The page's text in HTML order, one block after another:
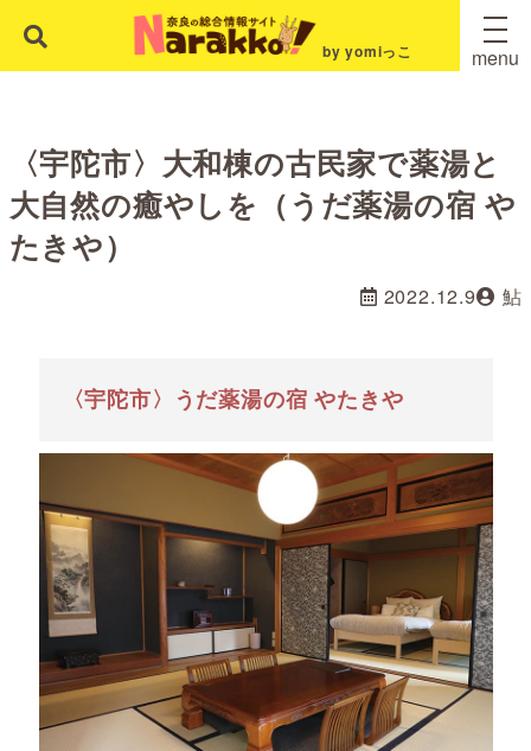
by yomiっこ menu
〈宇陀市〉大和棟の古民家で薬湯と
大自然の癒やしを（うだ薬湯の宿 や
たきや）
2022.12.9 鮎
〈宇陀市〉うだ薬湯の宿 やたきや